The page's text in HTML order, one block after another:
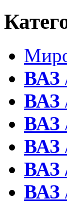
ВАЗ
ВАЗ
ВАЗ
ВАЗ
ВАЗ
ВАЗ